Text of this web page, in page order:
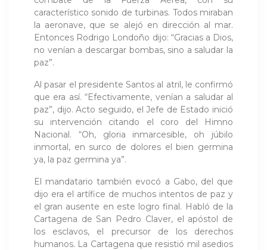
característico sonido de turbinas. Todos miraban
la aeronave, que se alejó en dirección al mar.
Entonces Rodrigo Londoño dijo: “Gracias a Dios,
no venían a descargar bombas, sino a saludar la
paz”.
Al pasar el presidente Santos al atril, le confirmó
que era así. “Efectivamente, venían a saludar al
paz”, dijo. Acto seguido, el Jefe de Estado inició
su intervención citando el coro del Himno
Nacional. “Oh, gloria inmarcesible, oh júbilo
inmortal, en surco de dolores el bien germina
ya, la paz germina ya”.
El mandatario también evocó a Gabo, del que
dijo era el artífice de muchos intentos de paz y
el gran ausente en este logro final. Habló de la
Cartagena de San Pedro Claver, el apóstol de
los esclavos, el precursor de los derechos
humanos. La Cartagena que resistió mil asedios